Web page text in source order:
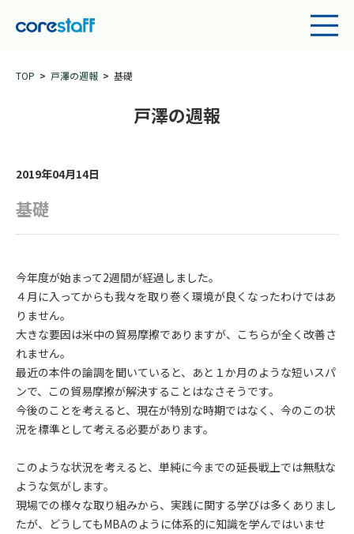
TOP 戸澤の週報 基礎
戸澤の週報
2019年04月14日
基礎
今年度が始まって2週間が経過しました。
４月に入ってからも我々を取り巻く環境が良くなったわけではあ
りません。
大きな要因は米中の貿易摩擦でありますが、こちらが全く改善さ
れません。
最近の本件の論調を聞いていると、あと１か月のような短いスパ
ンで、この貿易摩擦が解決することはなさそうです。
今後のことを考えると、現在が特別な時期ではなく、今のこの状
況を標準として考える必要があります。
このような状況を考えると、単純に今までの延長戦上では無駄な
ような気がします。
現場での様々な取り組みから、実践に関する学びは多くありまし
たが、どうしてもMBAのように体系的に知識を学んではいませ